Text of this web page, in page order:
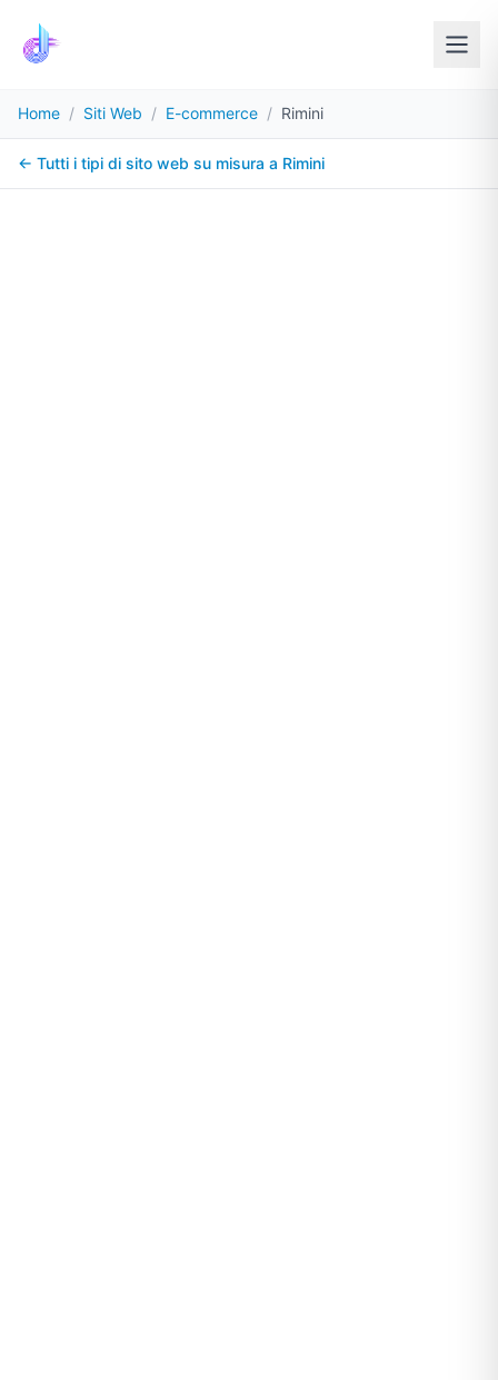
Home / Siti Web / E-commerce / Rimini
← Tutti i tipi di sito web su misura a Rimini